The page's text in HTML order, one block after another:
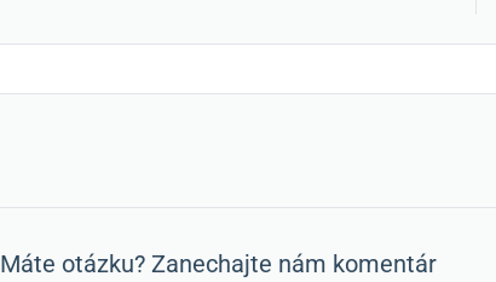
Máte otázku? Zanechajte nám komentár